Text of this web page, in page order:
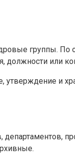
группы. По
или
утверждение и